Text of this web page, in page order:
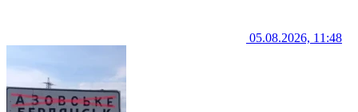
05.08.2026, 11:48